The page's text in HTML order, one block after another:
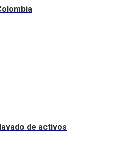
de activos